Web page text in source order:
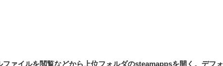
イルを閲覧などから上位フォルダのsteamappsを開く。デフォ